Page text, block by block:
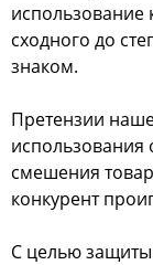
использование
сходного до
знаком.
Претензии
использования
смешения
конкурент
С целью